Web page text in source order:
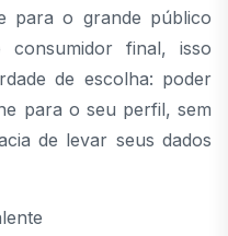
para o grande público
final, isso
de escolha: poder
para o seu perfil, sem
de levar seus dados